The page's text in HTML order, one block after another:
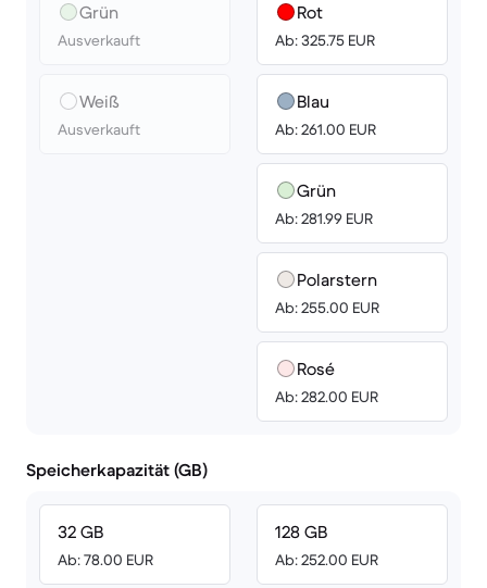
Grün
Ausverkauft
Weiß
Ausverkauft
Rot
Ab: 325.75 EUR
Blau
Ab: 261.00 EUR
Grün
Ab: 281.99 EUR
Polarstern
Ab: 255.00 EUR
Rosé
Ab: 282.00 EUR
Speicherkapazität (GB)
32 GB
Ab: 78.00 EUR
128 GB
Ab: 252.00 EUR